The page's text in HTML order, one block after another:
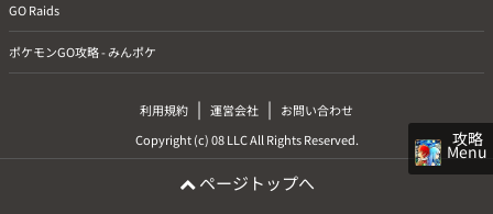
攻略
Menu
GO Raids
ポケモンGO攻略 - みんポケ
利用規約 | 運営会社 |
お問い合わせ
Copyright (c) 08 LLC All Rights Reserved.
ページトップへ